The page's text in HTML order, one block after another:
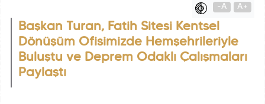
-A A+
Başkan Turan, Fatih Sitesi Kentsel
Dönüşüm Ofisimizde Hemşehrileriyle
Buluştu ve Deprem Odaklı Çalışmaları
Paylaştı